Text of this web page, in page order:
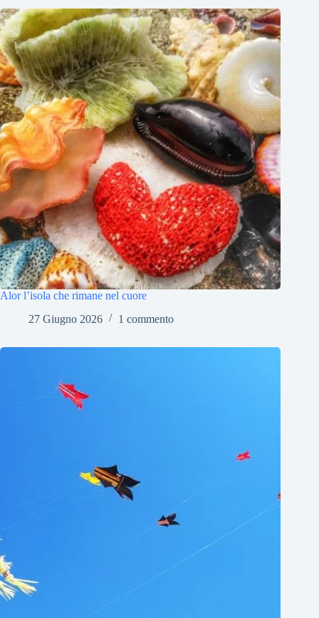
Alor l’isola che rimane nel cuore
27 Giugno 2026
1 commento